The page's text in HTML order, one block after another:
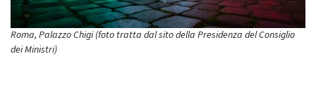
Roma, Palazzo Chigi (foto tratta dal sito della Presidenza del Consiglio
dei Ministri)